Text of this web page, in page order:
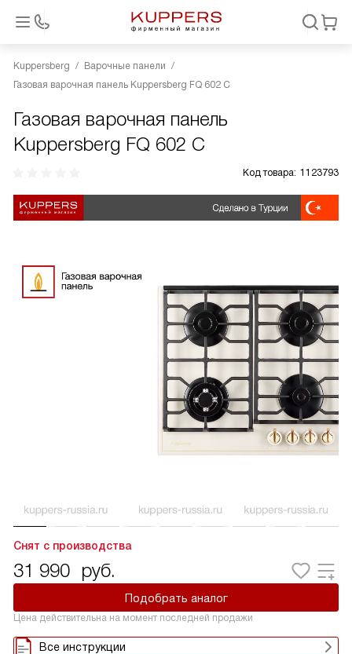
Kuppersberg
Варочные панели
Газовая варочная панель Kuppersberg FQ 602 C
Газовая варочная панель
Kuppersberg FQ 602 C
Код товара: 1123793
Снят с производства
31 990 руб.
Подобрать аналог
Цена действительна на момент последней продажи
Все инструкции